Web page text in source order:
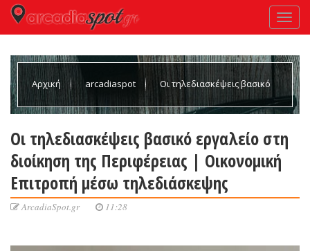
Αρχική arcadiaspot Οι τηλεδιασκέψεις βασικό
μέσω τηλεδιάσκεψης
Οι τηλεδιασκέψεις βασικό εργαλείο στη
διοίκηση της Περιφέρειας | Οικονομική
Επιτροπή μέσω τηλεδιάσκεψης
ArcadiaSpot.gr 11:28